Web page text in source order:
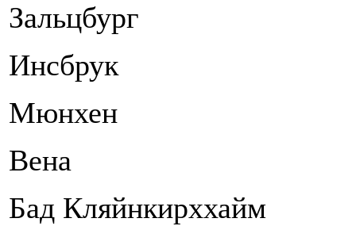
Зальцбург
Инсбрук
Мюнхен
Вена
Бад Кляйнкирххайм